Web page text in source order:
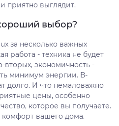
приятно выглядит.
выбор?
за несколько важных
работа - техника не будет
экономичность -
минимум энергии. В-
долго. И что немаловажно
цены, особенно
которое вы получаете.
вашего дома.